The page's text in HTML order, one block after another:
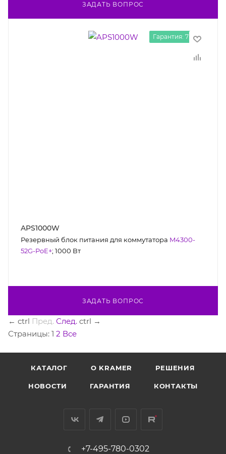
ЗАДАТЬ ВОПРОС
Гарантия: 7 лет
APS1000W
Резервный блок питания для коммутатора M4300-
52G-PoE+; 1000 Вт
ЗАДАТЬ ВОПРОС
← ctrl Пред. След. ctrl →
Страницы: 1 2 Все
КАТАЛОГ O KRAMER РЕШЕНИЯ
НОВОСТИ ГАРАНТИЯ КОНТАКТЫ
+7-495-780-0302